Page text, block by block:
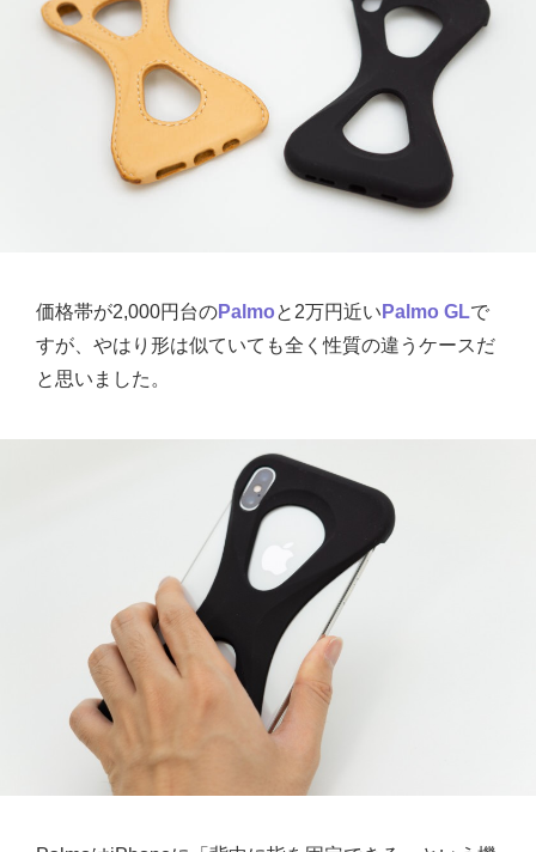
価格帯が2,000円台のPalmoと2万円近い Palmo GLで
すが、やはり形は似ていても全く性質の違うケースだ
と思いました。